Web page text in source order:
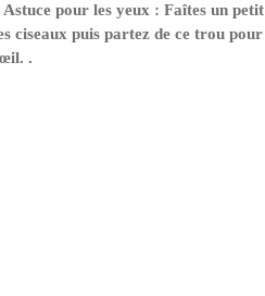
pour les yeux : Faîtes un petit
ciseaux puis partez de ce trou pour
.